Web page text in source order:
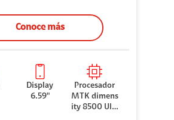
Conoce más
Display
6.59"
Procesador
MTK dimens
ity 8500 Ultr